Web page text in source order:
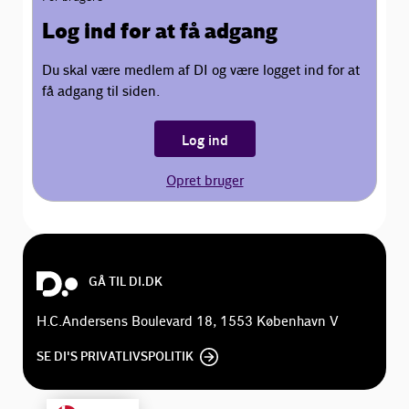
Log ind for at få adgang
Du skal være medlem af DI og være logget ind for at
få adgang til siden.
Log ind
Opret bruger
GÅ TIL DI.DK
H.C.Andersens Boulevard 18, 1553 København V
SE DI'S PRIVATLIVSPOLITIK